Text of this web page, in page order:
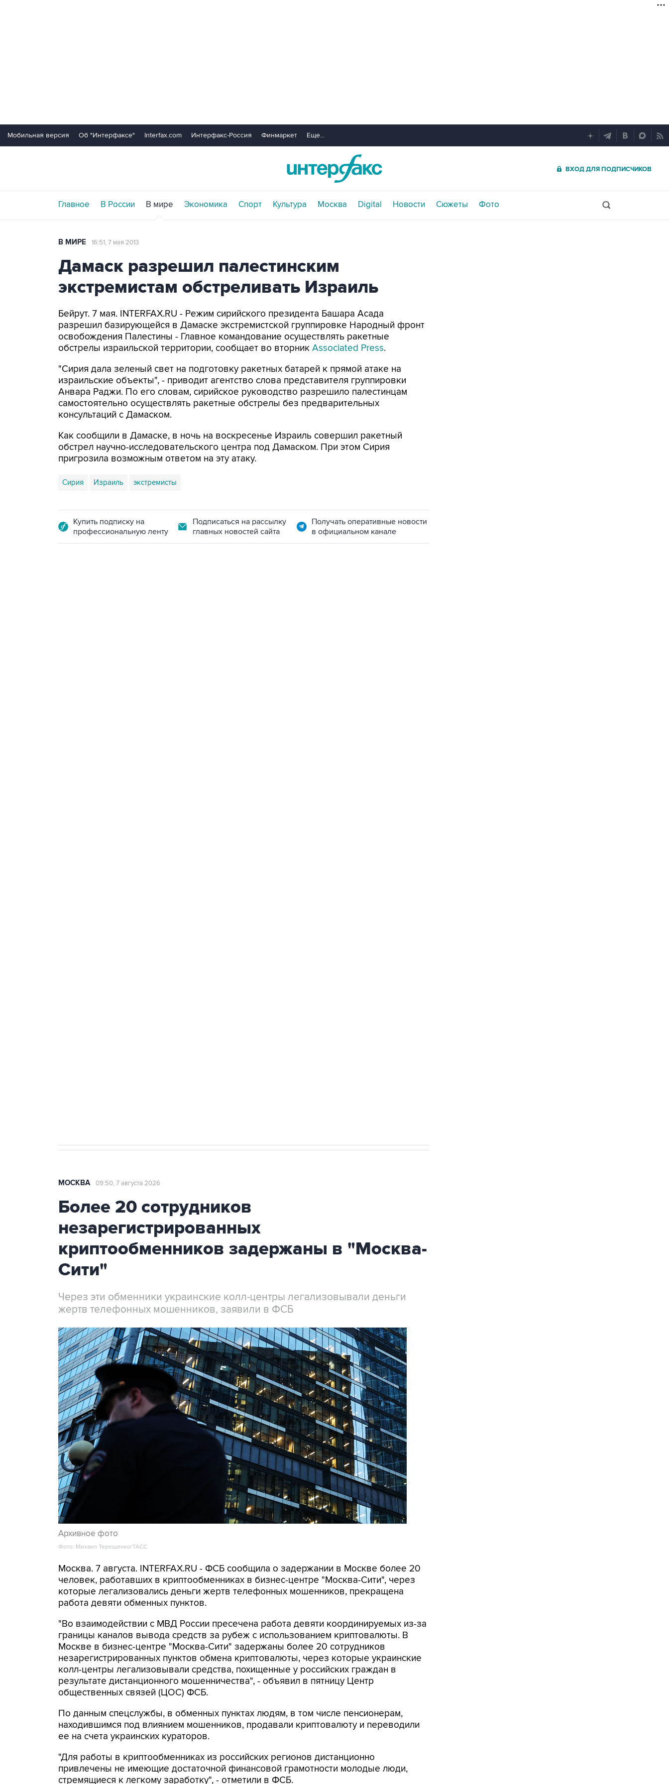
Мобильная версия Об "Интерфаксе" Interfax.com Интерфакс-Россия Финмаркет Еще...
ВХОД ДЛЯ ПОДПИСЧИКОВ
Главное В России В мире Экономика Спорт Культура Москва Digital Новости Сюжеты Фото
В МИРЕ 16:51, 7 мая 2013
Дамаск разрешил палестинским
экстремистам обстреливать Израиль
Бейрут. 7 мая. INTERFAX.RU - Режим сирийского президента Башара Асада
разрешил базирующейся в Дамаске экстремистской группировке Народный фронт
освобождения Палестины - Главное командование осуществлять ракетные
обстрелы израильской территории, сообщает во вторник Associated Press.
"Сирия дала зеленый свет на подготовку ракетных батарей к прямой атаке на
израильские объекты", - приводит агентство слова представителя группировки
Анвара Раджи. По его словам, сирийское руководство разрешило палестинцам
самостоятельно осуществлять ракетные обстрелы без предварительных
консультаций с Дамаском.
Как сообщили в Дамаске, в ночь на воскресенье Израиль совершил ракетный
обстрел научно-исследовательского центра под Дамаском. При этом Сирия
пригрозила возможным ответом на эту атаку.
Сирия Израиль экстремисты
Купить подписку на
профессиональную ленту
Подписаться на рассылку
главных новостей сайта
Получать оперативные новости
в официальном канале
МОСКВА 09:50, 7 августа 2026
Более 20 сотрудников
незарегистрированных
криптообменников задержаны в "Москва-
Сити"
Через эти обменники украинские колл-центры легализовывали деньги
жертв телефонных мошенников, заявили в ФСБ
Архивное фото
Фото: Михаил Терещенко/ТАСС
Москва. 7 августа. INTERFAX.RU - ФСБ сообщила о задержании в Москве более 20
человек, работавших в криптообменниках в бизнес-центре "Москва-Сити", через
которые легализовались деньги жертв телефонных мошенников, прекращена
работа девяти обменных пунктов.
"Во взаимодействии с МВД России пресечена работа девяти координируемых из-за
границы каналов вывода средств за рубеж с использованием криптовалюты. В
Москве в бизнес-центре "Москва-Сити" задержаны более 20 сотрудников
незарегистрированных пунктов обмена криптовалюты, через которые украинские
колл-центры легализовывали средства, похищенные у российских граждан в
результате дистанционного мошенничества", - объявил в пятницу Центр
общественных связей (ЦОС) ФСБ.
По данным спецслужбы, в обменных пунктах людям, в том числе пенсионерам,
находившимся под влиянием мошенников, продавали криптовалюту и переводили
ее на счета украинских кураторов.
"Для работы в криптообменниках из российских регионов дистанционно
привлечены не имеющие достаточной финансовой грамотности молодые люди,
стремящиеся к легкому заработку", - отметили в ФСБ.